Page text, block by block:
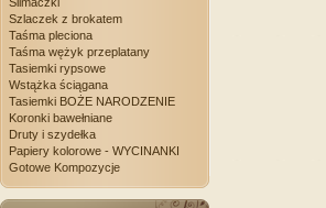
Szlaczek z brokatem
Taśma pleciona
Taśma wężyk przeplatany
Tasiemki rypsowe
Wstążka ściągana
Tasiemki BOŻE NARODZENIE
Koronki bawełniane
Druty i szydełka
Papiery kolorowe - WYCINANKI
Gotowe Kompozycje